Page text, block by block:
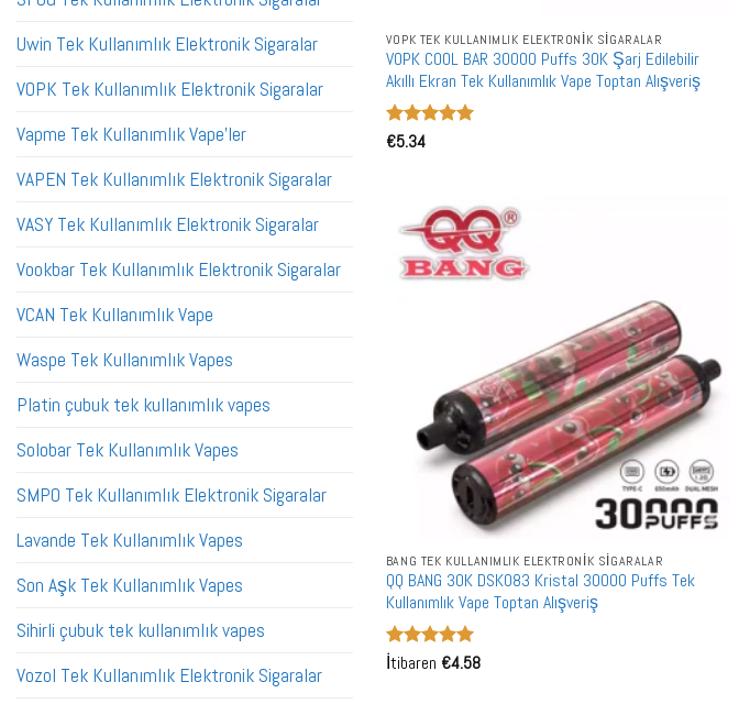
Uwin Tek Kullanımlık Elektronik Sigaralar
VOPK Tek Kullanımlık Elektronik Sigaralar
Vapme Tek Kullanımlık Vape'ler
VAPEN Tek Kullanımlık Elektronik Sigaralar
VASY Tek Kullanımlık Elektronik Sigaralar
Vookbar Tek Kullanımlık Elektronik Sigaralar
VCAN Tek Kullanımlık Vape
Waspe Tek Kullanımlık Vapes
Platin çubuk tek kullanımlık vapes
Solobar Tek Kullanımlık Vapes
SMPO Tek Kullanımlık Elektronik Sigaralar
Lavande Tek Kullanımlık Vapes
Son Aşk Tek Kullanımlık Vapes
Sihirli çubuk tek kullanımlık vapes
Vozol Tek Kullanımlık Elektronik Sigaralar
VOPK TEK KULLANIMLIK ELEKTRONIK SIGARALAR
VOPK COOL BAR 30000 Puffs 30K Şarj Edilebilir
Akıllı Ekran Tek Kullanımlık Vape Toptan Alışveriş
5 üzerinden
€5.34
BANG TEK KULLANIMLIK ELEKTRONIK SIGARALAR
QQ BANG 30K DSK083 Kristal 30000 Puffs Tek
Kullanımlık Vape Toptan Alışveriş
5 üzerinden
İtibaren €4.58